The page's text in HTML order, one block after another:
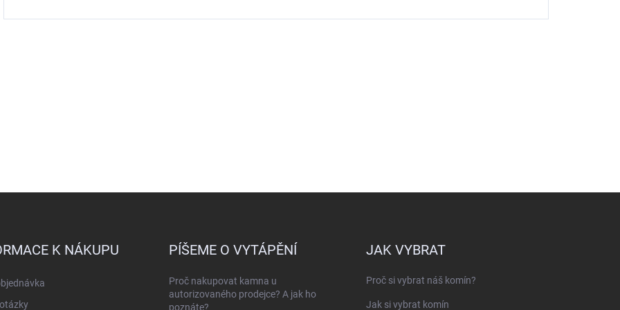
K NÁKUPU PÍŠEME O VYTÁPĚNÍ
Proč nakupovat kamna u
autorizovaného prodejce? A jak ho
poznáte?
JAK VYBRAT
Proč si vybrat náš komín?
Jak si vybrat komín